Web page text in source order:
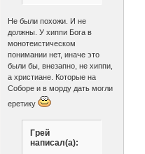
Не были похожи. И не
должны. У хиппи Бога в
монотеистическом
понимании нет, иначе это
были бы, внезапно, не хиппи,
а христиане. Которые на
Соборе и в морду дать могли
еретику
Грей
написал(а):